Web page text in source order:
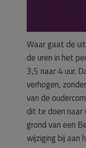
Waar gaat de
de uren in het
3,5 naar 4 uur.
verhogen,
van de
dit te doen naar
grond van een
wijziging bij aan